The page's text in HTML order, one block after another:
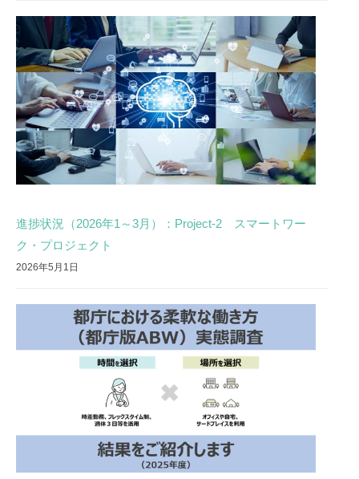
進捗状況（2026年1～3月）：Project-2 スマートワー
ク・プロジェクト
2026年5月1日